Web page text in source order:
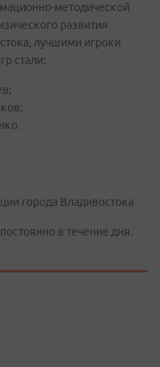
методической
развития
лучшими игроки
стали:
города Владивостока
в течение дня.